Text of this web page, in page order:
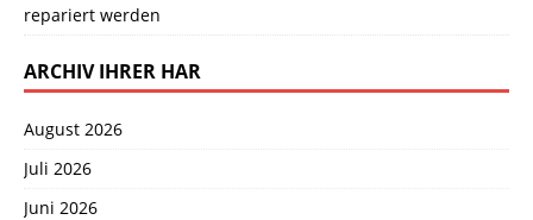
repariert werden
ARCHIV IHRER HAR
August 2026
Juli 2026
Juni 2026